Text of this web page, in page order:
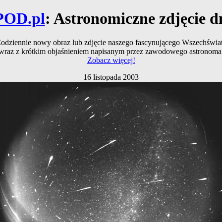
: Astronomiczne zdjęcie
nowy obraz lub zdjęcie naszego fascynującego
z krótkim objaśnieniem napisanym przez zawodowego
Zobacz więcej!
16 listopada 2003